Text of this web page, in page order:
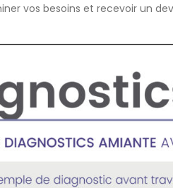
vos besoins et recevoir un